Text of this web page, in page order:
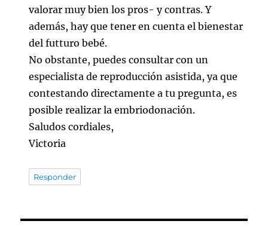
valorar muy bien los pros- y contras. Y
además, hay que tener en cuenta el bienestar
del futturo bebé.
No obstante, puedes consultar con un
especialista de reproducción asistida, ya que
contestando directamente a tu pregunta, es
posible realizar la embriodonación.
Saludos cordiales,
Victoria
Responder